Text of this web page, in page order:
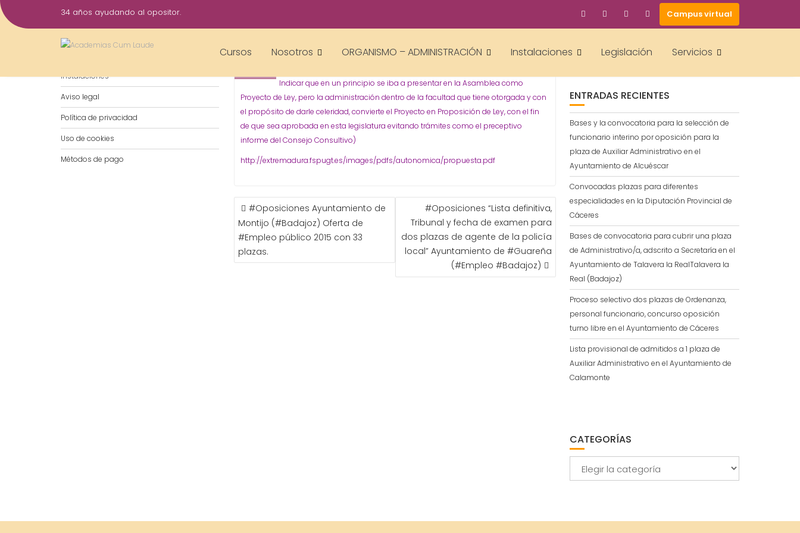
Saltar
al
34 años ayudando al opositor. Campus virtual
Cursos Nosotros ORGANISMO – ADMINISTRACIÓN Instalaciones Legislación Servicios
26 academiacumlaudeoposiciones
Prensa
Indicar que en un principio se iba a presentar en la Asamblea como
Proyecto de Ley, pero la administración dentro de la facultad que tiene otorgada y con
el propósito de darle celeridad, convierte el Proyecto en Proposición de Ley, con el fin
de que sea aprobada en esta legislatura evitando trámites como el preceptivo
informe del Consejo Consultivo)
http://extremadura.fspugt.es/images/pdfs/autonomica/propuesta.pdf
NAVEGACIÓN
DE
ENTRADAS
#Oposiciones Ayuntamiento de
Montijo (#Badajoz) Oferta de
#Empleo público 2015 con 33
plazas.
#Oposiciones “Lista definitiva,
Tribunal y fecha de examen para
dos plazas de agente de la policía
local” Ayuntamiento de #Guareña
(#Empleo #Badajoz)
Instalaciones
Aviso legal
Política de privacidad
Uso de cookies
Métodos de pago
ENTRADAS RECIENTES
Bases y la convocatoria para la selección de
funcionario interino por oposición para la
plaza de Auxiliar Administrativo en el
Ayuntamiento de Alcuéscar
Convocadas plazas para diferentes
especialidades en la Diputación Provincial de
Cáceres
Bases de convocatoria para cubrir una plaza
de Administrativo/a, adscrito a Secretaría en el
Ayuntamiento de Talavera la RealTalavera la
Real (Badajoz)
Proceso selectivo dos plazas de Ordenanza,
personal funcionario, concurso oposición
turno libre en el Ayuntamiento de Cáceres
Lista provisional de admitidos a 1 plaza de
Auxiliar Administrativo en el Ayuntamiento de
Calamonte
CATEGORÍAS